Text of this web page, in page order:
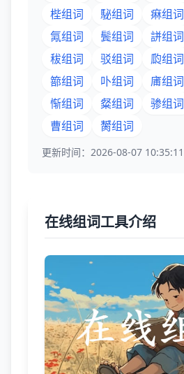
梐组词
駜组词 痳组词
氞组词
鬓组词 誁组词
秡组词
驳组词 瓝组词
篰组词
卟组词 庯组词
惭组词
粲组词 骖组词
曹组词
膥组词
更新时间：2026-08-07 10:35:11
在线组词工具介绍